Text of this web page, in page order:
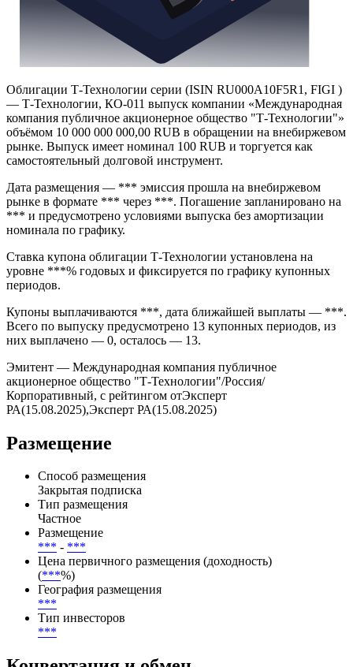
Облигации Т-Технологии серии (ISIN RU000A10F5R1, FIGI )
— Т-Технологии, КО-011 выпуск компании «Международная
компания публичное акционерное общество "Т-Технологии"»
объёмом 10 000 000 000,00 RUB в обращении на внебиржевом
рынке. Выпуск имеет номинал 100 RUB и торгуется как
самостоятельный долговой инструмент.
Дата размещения — *** эмиссия прошла на внебиржевом
рынке в формате *** через ***. Погашение запланировано на
*** и предусмотрено условиями выпуска без амортизации
номинала по графику.
Ставка купона облигации Т-Технологии установлена на
уровне ***% годовых и фиксируется по графику купонных
периодов.
Купоны выплачиваются ***, дата ближайшей выплаты — ***.
Всего по выпуску предусмотрено 13 купонных периодов, из
них выплачено — 0, осталось — 13.
Эмитент — Международная компания публичное
акционерное общество "Т-Технологии"/Россия/
Корпоративный, с рейтингом отЭксперт
РА(15.08.2025),Эксперт РА(15.08.2025)
Размещение
Способ размещения
Закрытая подписка
Тип размещения
Частное
Размещение
*** - ***
Цена первичного размещения (доходность)
(***%)
География размещения
***
Тип инвесторов
***